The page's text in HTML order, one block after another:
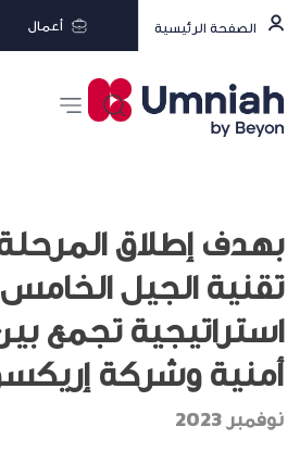
الصفحة الرئيسية أعمال
بهدف إطلاق
تقنية الجيل
استراتيجية تجمع
أمنية وشركة
نوفمبر 2023